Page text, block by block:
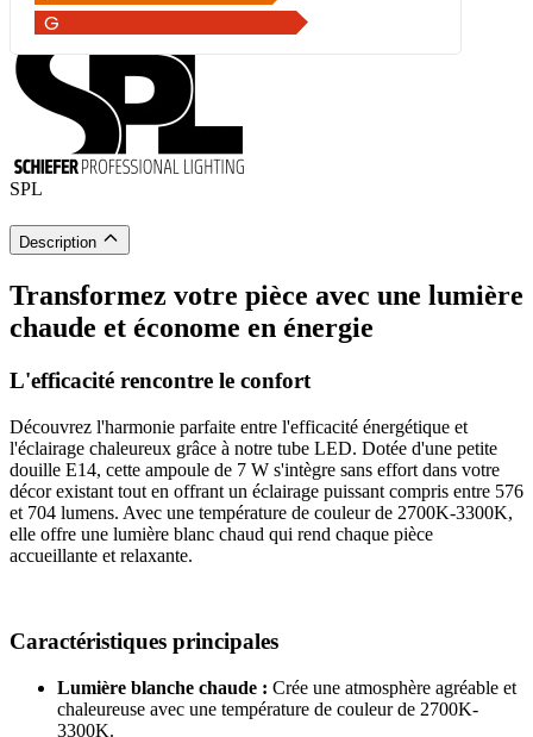
SPL
Description
Transformez votre pièce avec une lumière
chaude et économe en énergie
L'efficacité rencontre le confort
Découvrez l'harmonie parfaite entre l'efficacité énergétique et
l'éclairage chaleureux grâce à notre tube LED. Dotée d'une petite
douille E14, cette ampoule de 7 W s'intègre sans effort dans votre
décor existant tout en offrant un éclairage puissant compris entre 576
et 704 lumens. Avec une température de couleur de 2700K-3300K,
elle offre une lumière blanc chaud qui rend chaque pièce
accueillante et relaxante.
Caractéristiques principales
Lumière blanche chaude : Crée une atmosphère agréable et
chaleureuse avec une température de couleur de 2700K-
3300K.